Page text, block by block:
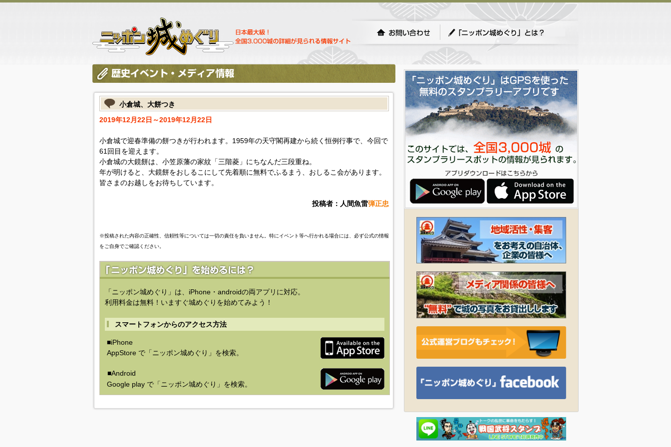
小倉城、大餅つき
2019年12月22日～2019年12月22日
小倉城で迎春準備の餅つきが行われます。1959年の天守閣再建から続く恒例行事で、今回で
61回目を迎えます。
小倉城の大鏡餅は、小笠原藩の家紋「三階菱」にちなんだ三段重ね。
年が明けると、大鏡餅をおしるこにして先着順に無料でふるまう、おしるこ会があります。
皆さまのお越しをお待ちしています。
投稿者：人間魚雷弾正忠
※投稿された内容の正確性、信頼性等については一切の責任を負いません。特にイベント等へ行かれる場合には、必ず公式の情報
をご自身でご確認ください。
「ニッポン城めぐり」は、iPhone・androidの両アプリに対応。
利用料金は無料！いますぐ城めぐりを始めてみよう！
スマートフォンからのアクセス方法
■iPhone
AppStore で「ニッポン城めぐり」を検索。
■Android
Google play で「ニッポン城めぐり」を検索。